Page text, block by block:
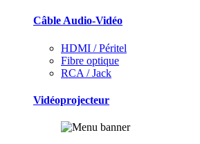
Câble Audio-Vidéo
HDMI / Péritel
Fibre optique
RCA / Jack
Vidéoprojecteur